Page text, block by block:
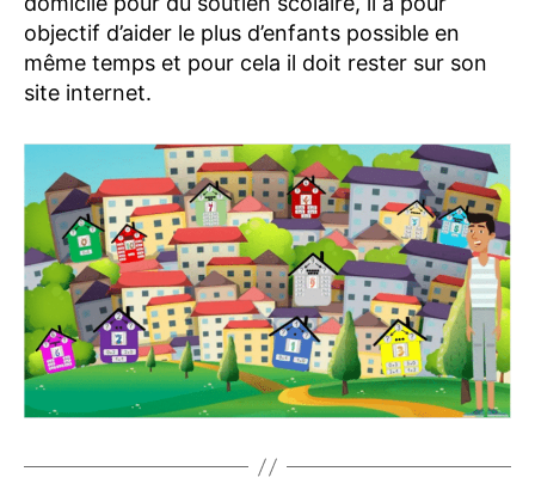
U
C
A
objectif d’aider le plus d’enfants possible en
même temps et pour cela il doit rester sur son
site internet.